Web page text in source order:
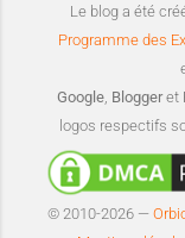
Le blog a été
Programme des
Google, Bloggeret
logos respectifs
© 2010-2026 —